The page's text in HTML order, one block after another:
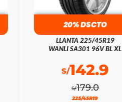
20% DSCTO
LLANTA 225/45R19
WANLI SA301 96V BL XL
S/179.0
S/142.9
225/45R19